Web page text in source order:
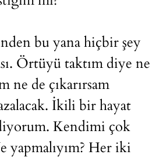
bu yana hiçbir şey
Örtüyü taktım diye ne
ne de çıkarırsam
İkili bir hayat
Kendimi çok
yapmalıyım? Her iki